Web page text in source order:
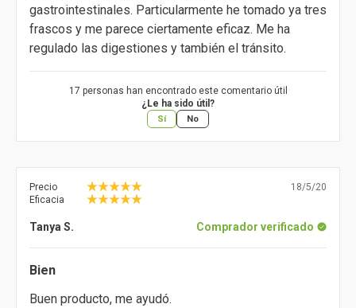
gastrointestinales. Particularmente he tomado ya tres
frascos y me parece ciertamente eficaz. Me ha
regulado las digestiones y también el tránsito.
17 personas han encontrado este comentario útil
¿Le ha sido útil?
Sí No
Precio
Eficacia
18/5/20
Tanya S. Comprador verificado
Bien
Buen producto, me ayudó.